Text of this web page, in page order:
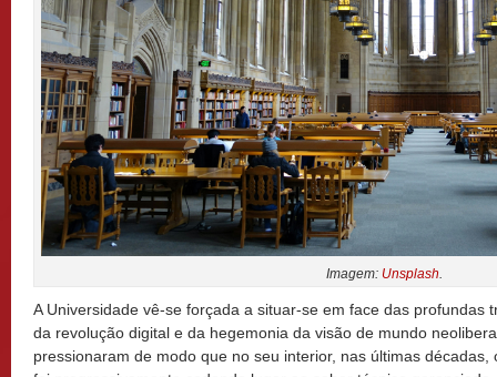
Imagem: Unsplash
A Universidade vê-se forçada a situar-se em face das profundas
da revolução digital e da hegemonia da visão de mundo
pressionaram de modo que no seu interior, nas últimas